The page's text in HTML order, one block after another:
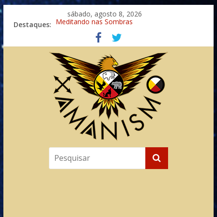
sábado, agosto 8, 2026
Destaques: Meditando nas Sombras
Autosuficiência: A Jornada do Espírito Ancestral
Xamanismo Universal
Totens – Caminho Espiritual – Crescimento
Imaginação na Cura